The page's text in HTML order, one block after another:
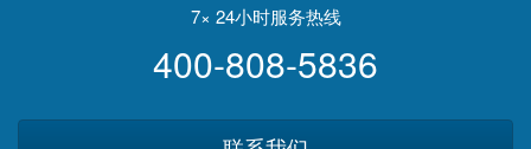
7× 24小时服务热线
400-808-5836